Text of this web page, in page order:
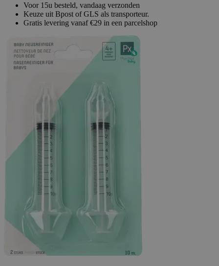
Voor 15u besteld, vandaag verzonden
Keuze uit Bpost of GLS als transporteur.
Gratis levering vanaf €29 in een parcelshop